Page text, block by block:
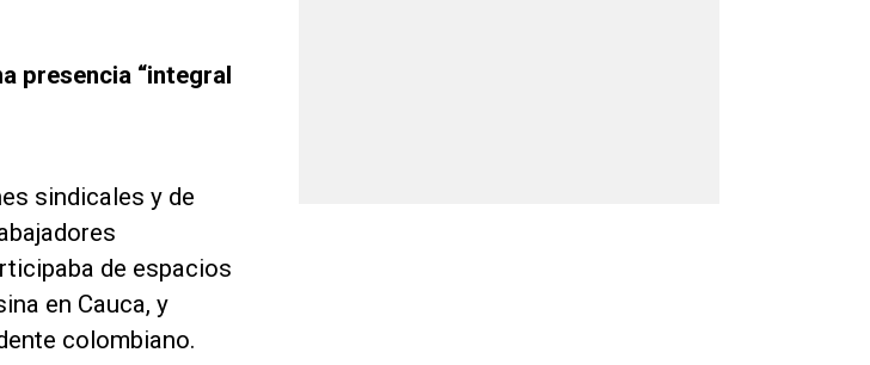
presencia “integral
sindicales y de
de espacios
en Cauca, y
colombiano.